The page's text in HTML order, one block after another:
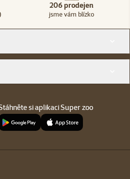
206 prodejen
jsme vám blízko
si aplikaci Super zoo